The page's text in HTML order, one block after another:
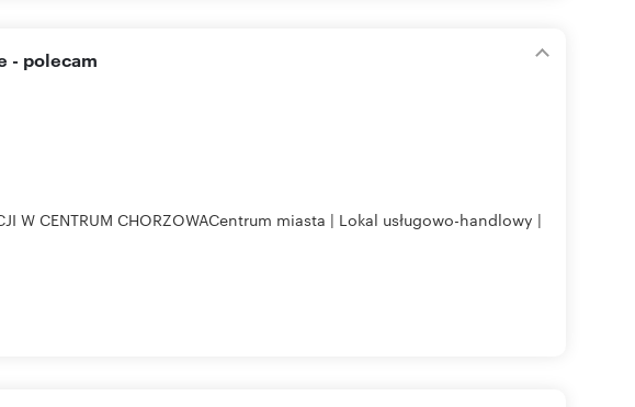
- polecam
W CENTRUM CHORZOWACentrum miasta | Lokal usługowo-handlowy |